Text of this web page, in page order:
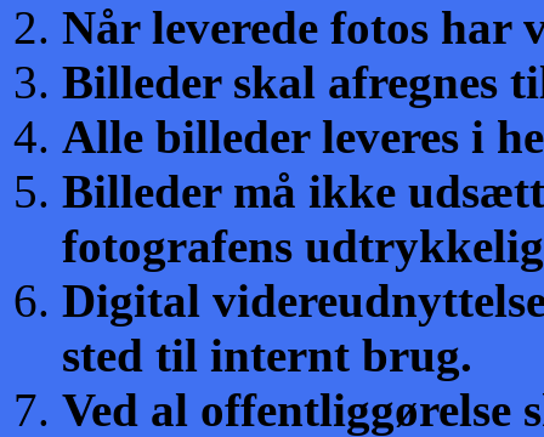
Når leverede fotos har
Billeder skal afregnes
Alle billeder leveres i
Billeder må ikke
fotografens
Digital
sted til internt brug.
Ved al offentliggørelse